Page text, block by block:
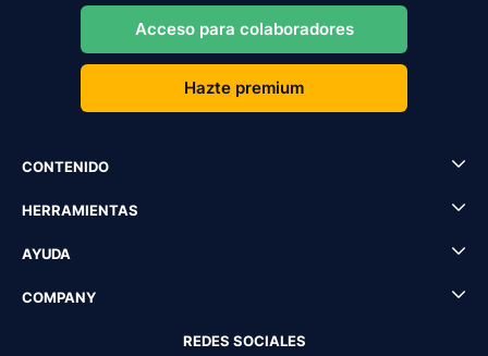
Acceso para colaboradores
Hazte premium
CONTENIDO
HERRAMIENTAS
AYUDA
COMPANY
REDES SOCIALES